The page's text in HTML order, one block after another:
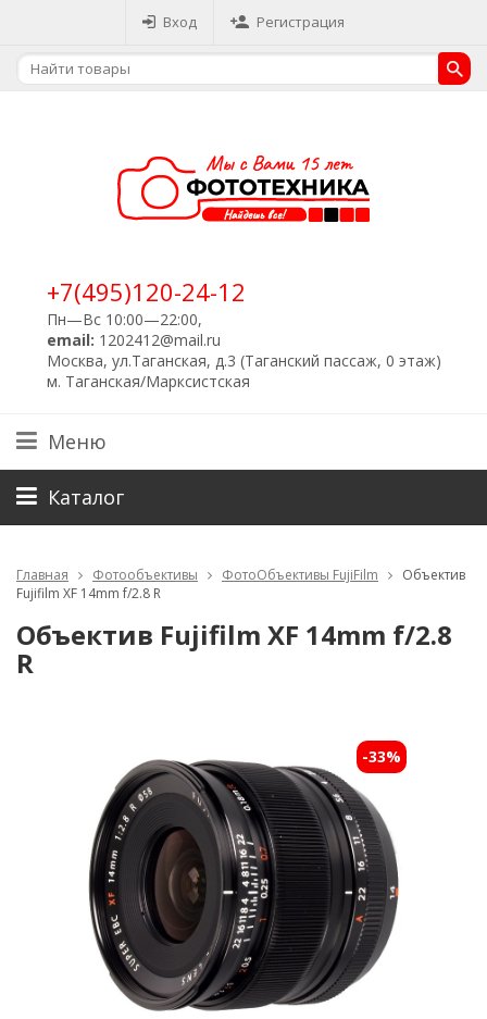
Вход Регистрация
+7(495)120-24-12
Пн—Вс 10:00—22:00,
email: 1202412@mail.ru
Москва, ул.Таганская, д.3 (Таганский пассаж, 0 этаж)
м. Таганская/Марксистская
Меню
Каталог
Главная Фотообъективы ФотоОбъективы FujiFilm
Объектив
Fujifilm XF 14mm f/2.8 R
Объектив Fujifilm XF 14mm f/2.8
R
-33%